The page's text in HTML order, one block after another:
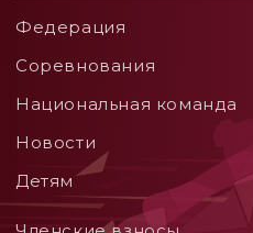
Федерация
Соревнования
Национальная команда
Новости
Детям